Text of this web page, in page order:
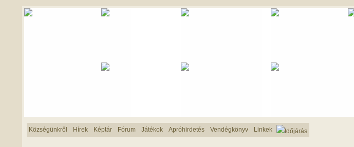
Községünkről Hírek Képtár Fórum Játékok Apróhirdetés Vendégkönyv Linkek Időjárás